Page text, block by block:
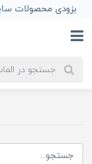
بزودی محصولات